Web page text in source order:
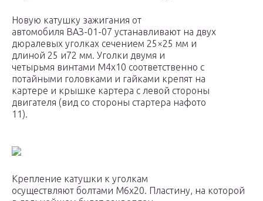
Новую катушку зажигания от
автомобиля ВАЗ-01-07 устанавливают на двух
дюралевых уголках сечением 25×25 мм и
длиной 25 и72 мм. Уголки двумя и
четырьмя винтами М4х10 соответственно с
потайными головками и гайками крепят на
картере и крышке картера с левой стороны
двигателя (вид со стороны стартера нафото
11).
Крепление катушки к уголкам
осуществляют болтами М6х20. Пластину, на которой